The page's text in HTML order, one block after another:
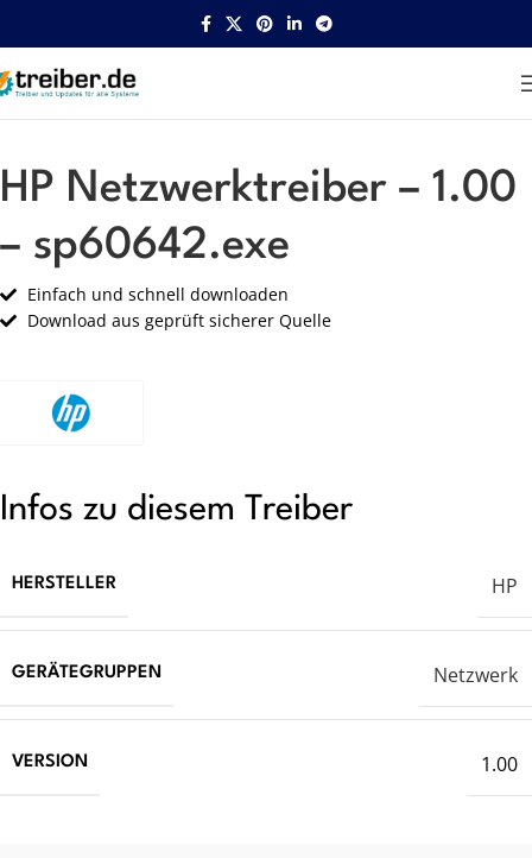
Startseite HP Netzwerk
HP Netzwerktreiber – 1.00
– sp60642.exe
Einfach und schnell downloaden
Download aus geprüft sicherer Quelle
Infos zu diesem Treiber
HERSTELLER HP
GERÄTEGRUPPEN Netzwerk
VERSION 1.00